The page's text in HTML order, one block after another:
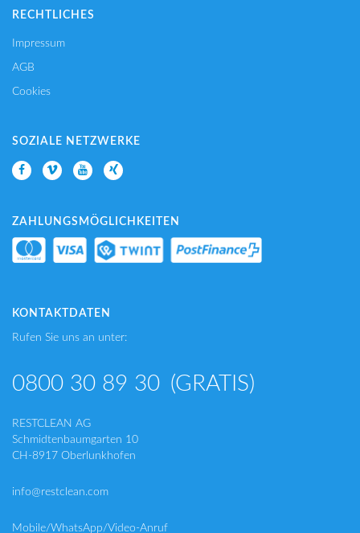
RECHTLICHES
Impressum
AGB
Cookies
SOZIALE NETZWERKE
ZAHLUNGSMÖGLICHKEITEN
KONTAKTDATEN
Rufen Sie uns an unter:
0800 30 89 30 (GRATIS)
RESTCLEAN AG
Schmidtenbaumgarten 10
CH-8917 Oberlunkhofen
info@restclean.com
Mobile/WhatsApp/Video-Anruf